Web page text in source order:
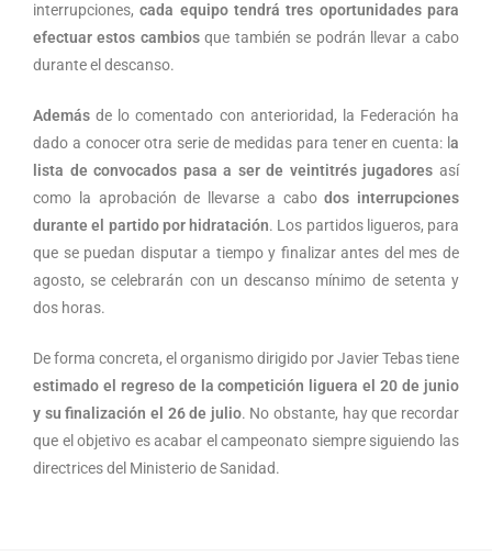
interrupciones,cada equipo tendrá tres oportunidades para
efectuar estos cambiosque también se podrán llevar a cabo
durante el descanso.
Además de lo comentado con anterioridad, la Federación ha
dado a conocer otra serie de medidas para tener en cuenta: l a
lista de convocados pasa a ser de veintitrés jugadores así
como la aprobación de llevarse a cabodos interrupciones
durante el partido por hidratación. Los partidos ligueros, para
que se puedan disputar a tiempo y finalizar antes del mes de
agosto, se celebrarán con un descanso mínimo de setenta y
dos horas.
De forma concreta, el organismo dirigido por Javier Tebas tiene
estimado el regreso de la competición liguera el 20 de junio
y su finalización el 26 de julio. No obstante, hay que recordar
que el objetivo es acabar el campeonato siempre siguiendo las
directrices del Ministerio de Sanidad.